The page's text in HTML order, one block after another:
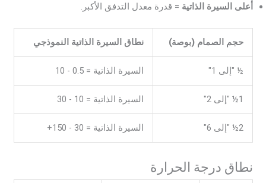
أعلى السيرة الذاتية = قدرة معدل التدفق الأكبر.
حجم الصمام (بوصة) نطاق السيرة الذاتية النموذجي
½ "إلى 1" السيرة الذاتية = 0.5 - 10
1½ "إلى 2" السيرة الذاتية = 10 - 30
2½ "إلى 6" السيرة الذاتية = 30 - 150+
نطاق درجة الحرارة